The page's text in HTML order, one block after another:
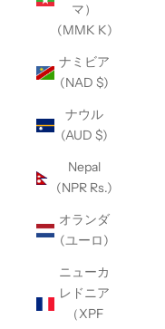
マ）
(MMK K)
ナミビア
(NAD $)
ナウル
(AUD $)
Nepal
(NPR Rs.)
オランダ
(ユーロ)
ニューカ
レドニア
（XPF